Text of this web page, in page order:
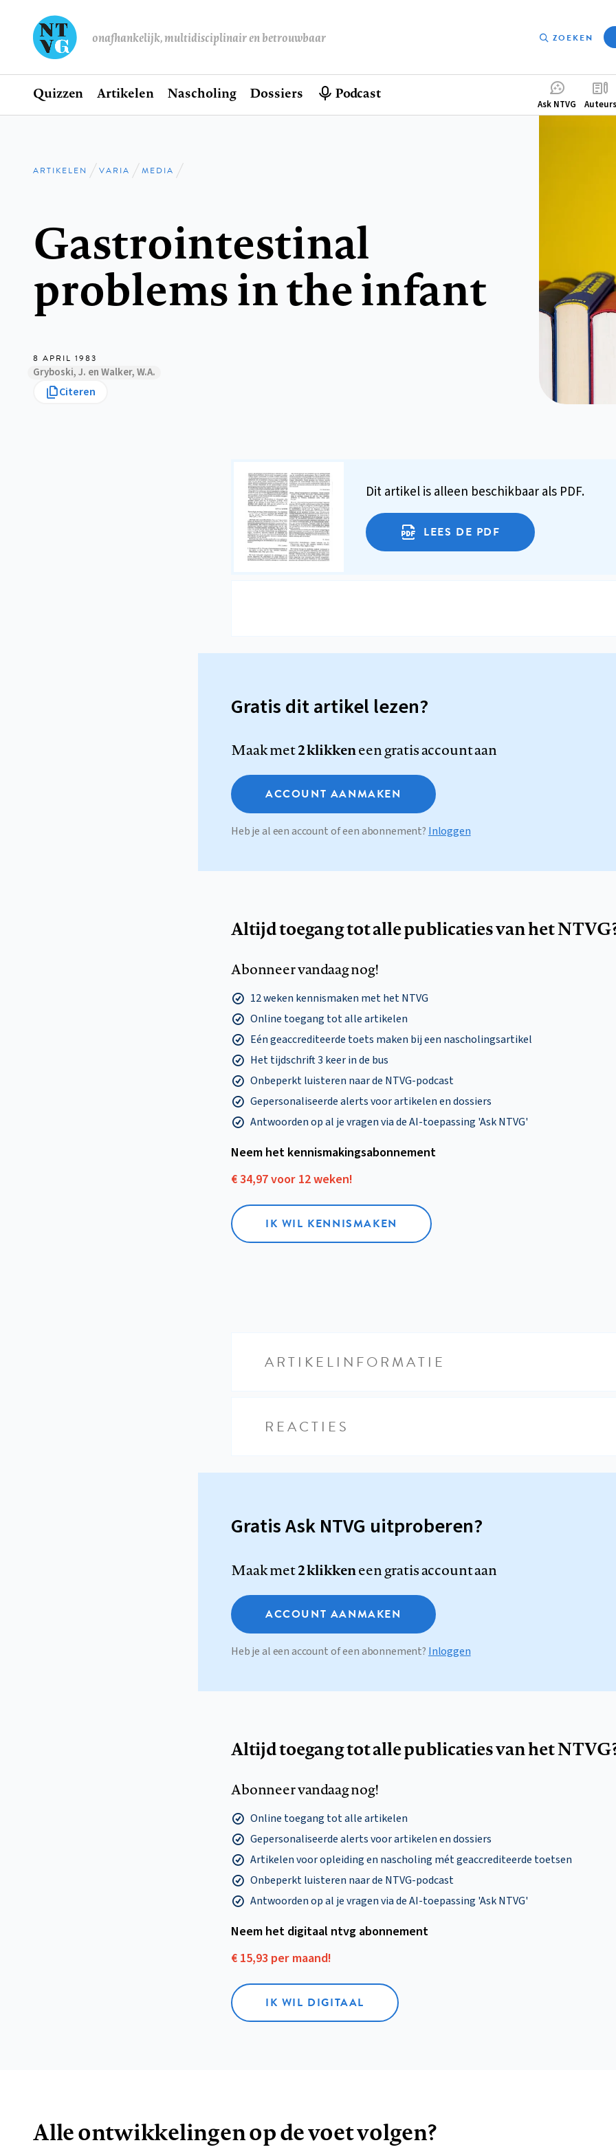
onafhankelijk, multidisciplinair en betrouwbaar ZOEKEN
Hoofdnavigatie
Home
Quizzen Artikelen Nascholing Dossiers Podcast
Ask NTVG Auteurs
Kruimelpad
ARTIKELEN VARIA MEDIA
Gastrointestinal
problems in the infant
8 APRIL 1983
Gryboski, J. en Walker, W.A.
Citeren
Dit artikel is alleen beschikbaar als PDF.
LEES DE PDF
Gratis dit artikel lezen?
Maak met2 klikkeneen gratis account aan
ACCOUNT AANMAKEN
Heb je al een account of een abonnement? Inloggen
Altijd toegang tot alle publicaties van het
Abonneer vandaag nog!
12 weken kennismaken met het NTVG
Online toegang tot alle artikelen
Eén geaccrediteerde toets maken bij een nascholingsartikel
Het tijdschrift 3 keer in de bus
Onbeperkt luisteren naar de NTVG-podcast
Gepersonaliseerde alerts voor artikelen en dossiers
Antwoorden op al je vragen via de AI-toepassing 'Ask NTVG'
Neem het kennismakings­abonnement
€ 34,97 voor 12 weken!
IK WIL KENNISMAKEN
ARTIKELINFORMATIE
REACTIES
Gratis Ask NTVG uitproberen?
Maak met2 klikkeneen gratis account aan
ACCOUNT AANMAKEN
Heb je al een account of een abonnement? Inloggen
Altijd toegang tot alle publicaties van het
Abonneer vandaag nog!
Online toegang tot alle artikelen
Gepersonaliseerde alerts voor artikelen en dossiers
Artikelen voor opleiding en nascholing mét geaccrediteerde toetsen
Onbeperkt luisteren naar de NTVG-podcast
Antwoorden op al je vragen via de AI-toepassing 'Ask NTVG'
Neem het digitaal ntvg abonnement
€ 15,93 per maand!
IK WIL DIGITAAL
Alle ontwikkelingen op de voet volgen?